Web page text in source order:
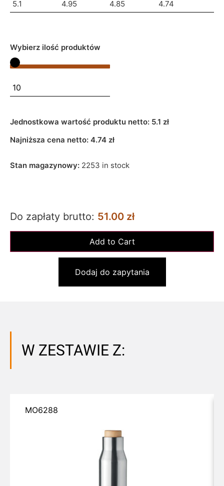
5.1
4.95 4.85 4.74
Wybierz ilość produktów
Jednostkowa wartość produktu netto: 5.1 zł
Najniższa cena netto: 4.74 zł
Stan magazynowy: 2253 in stock
Do zapłaty brutto: 51.00 zł
Dodaj do zapytania
W ZESTAWIE Z:
MO6288